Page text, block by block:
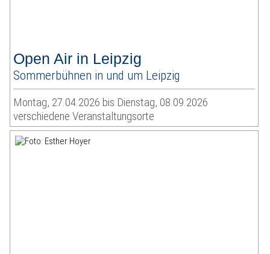
Open Air in Leipzig
Sommerbühnen in und um Leipzig
Montag, 27.04.2026 bis Dienstag, 08.09.2026
verschiedene Veranstaltungsorte